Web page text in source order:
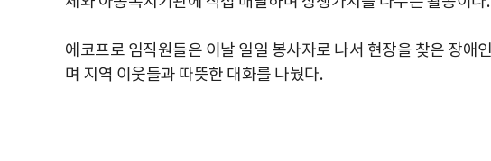
에코프로 임직원들은 이날 일일 봉사자로 나서 현장을 찾은 장애
며 지역 이웃들과 따뜻한 대화를 나눴다.